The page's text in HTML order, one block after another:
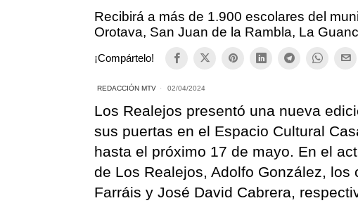
Recibirá a más de 1.900 escolares del
Orotava, San Juan de la Rambla, La
¡Compártelo!
REDACCIÓN MTV 02/04/2024
Los Realejos presentó una nueva
sus puertas en el Espacio Cultural
hasta el próximo 17 de mayo. En el
de Los Realejos, Adolfo González,
Farráis y José David Cabrera,